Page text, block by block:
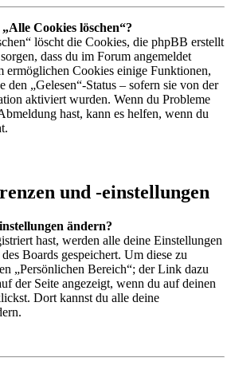
Cookies löschen“?
löscht die Cookies, die phpBB erstellt
dass du im Forum angemeldet
ermöglichen Cookies einige Funktionen,
den „Gelesen“-Status – sofern sie von der
aktiviert wurden. Wenn du Probleme
hast, kann es helfen, wenn du
und -einstellungen
ändern?
hast, werden alle deine Einstellungen
Boards gespeichert. Um diese zu
„Persönlichen Bereich“; der Link dazu
der Seite angezeigt, wenn du auf deinen
Dort kannst du alle deine